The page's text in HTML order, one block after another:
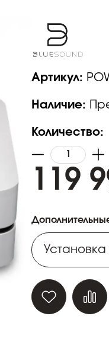
Артикул:
Наличие:
Количество:
119
Установка
Установка